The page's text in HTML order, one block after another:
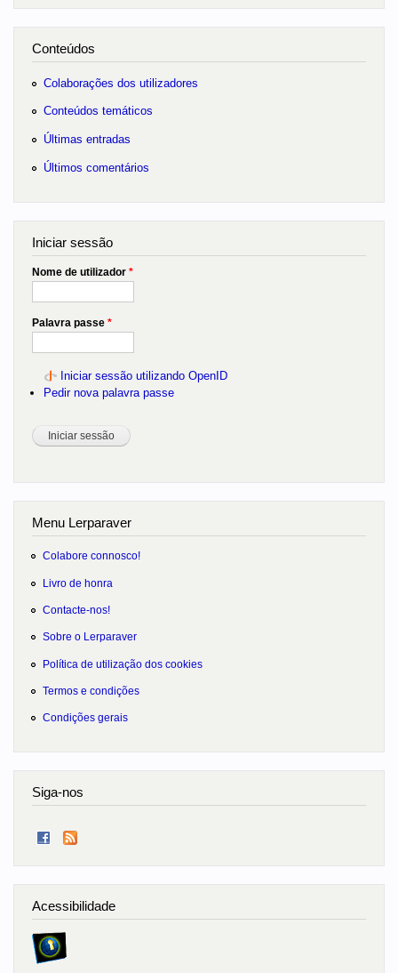
Conteúdos
Colaborações dos utilizadores
Conteúdos temáticos
Últimas entradas
Últimos comentários
Iniciar sessão
Nome de utilizador *
Palavra passe *
Iniciar sessão utilizando OpenID
Pedir nova palavra passe
Menu Lerparaver
Colabore connosco!
Livro de honra
Contacte-nos!
Sobre o Lerparaver
Política de utilização dos cookies
Termos e condições
Condições gerais
Siga-nos
Acessibilidade